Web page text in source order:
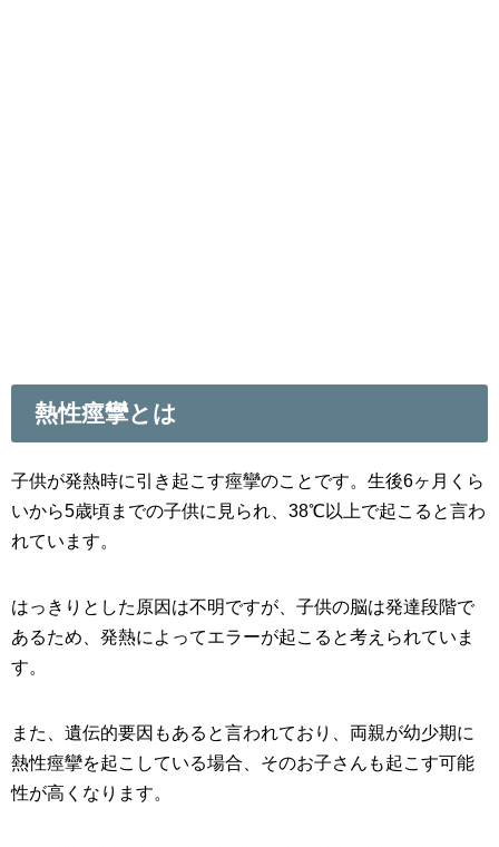
熱性痙攣とは
子供が発熱時に引き起こす痙攣のことです。生後6ヶ月くら
いから5歳頃までの子供に見られ、38℃以上で起こると言わ
れています。
はっきりとした原因は不明ですが、子供の脳は発達段階で
あるため、発熱によってエラーが起こると考えられていま
す。
また、遺伝的要因もあると言われており、両親が幼少期に
熱性痙攣を起こしている場合、そのお子さんも起こす可能
性が高くなります。